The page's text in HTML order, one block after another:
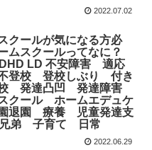
2022.07.02
クールが気になる方必
ムスクールってなに？
LD 不安障害 適応
登校 登校しぶり 付き
発達凸凹 発達障害
クール ホームエデュケ
退園 療養 児童発達支
弟 子育て 日常
2022.06.29